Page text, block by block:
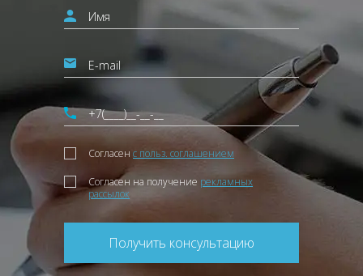
Согласен с польз. соглашением
Согласен на получение рекламных
рассылок
Получить консультацию